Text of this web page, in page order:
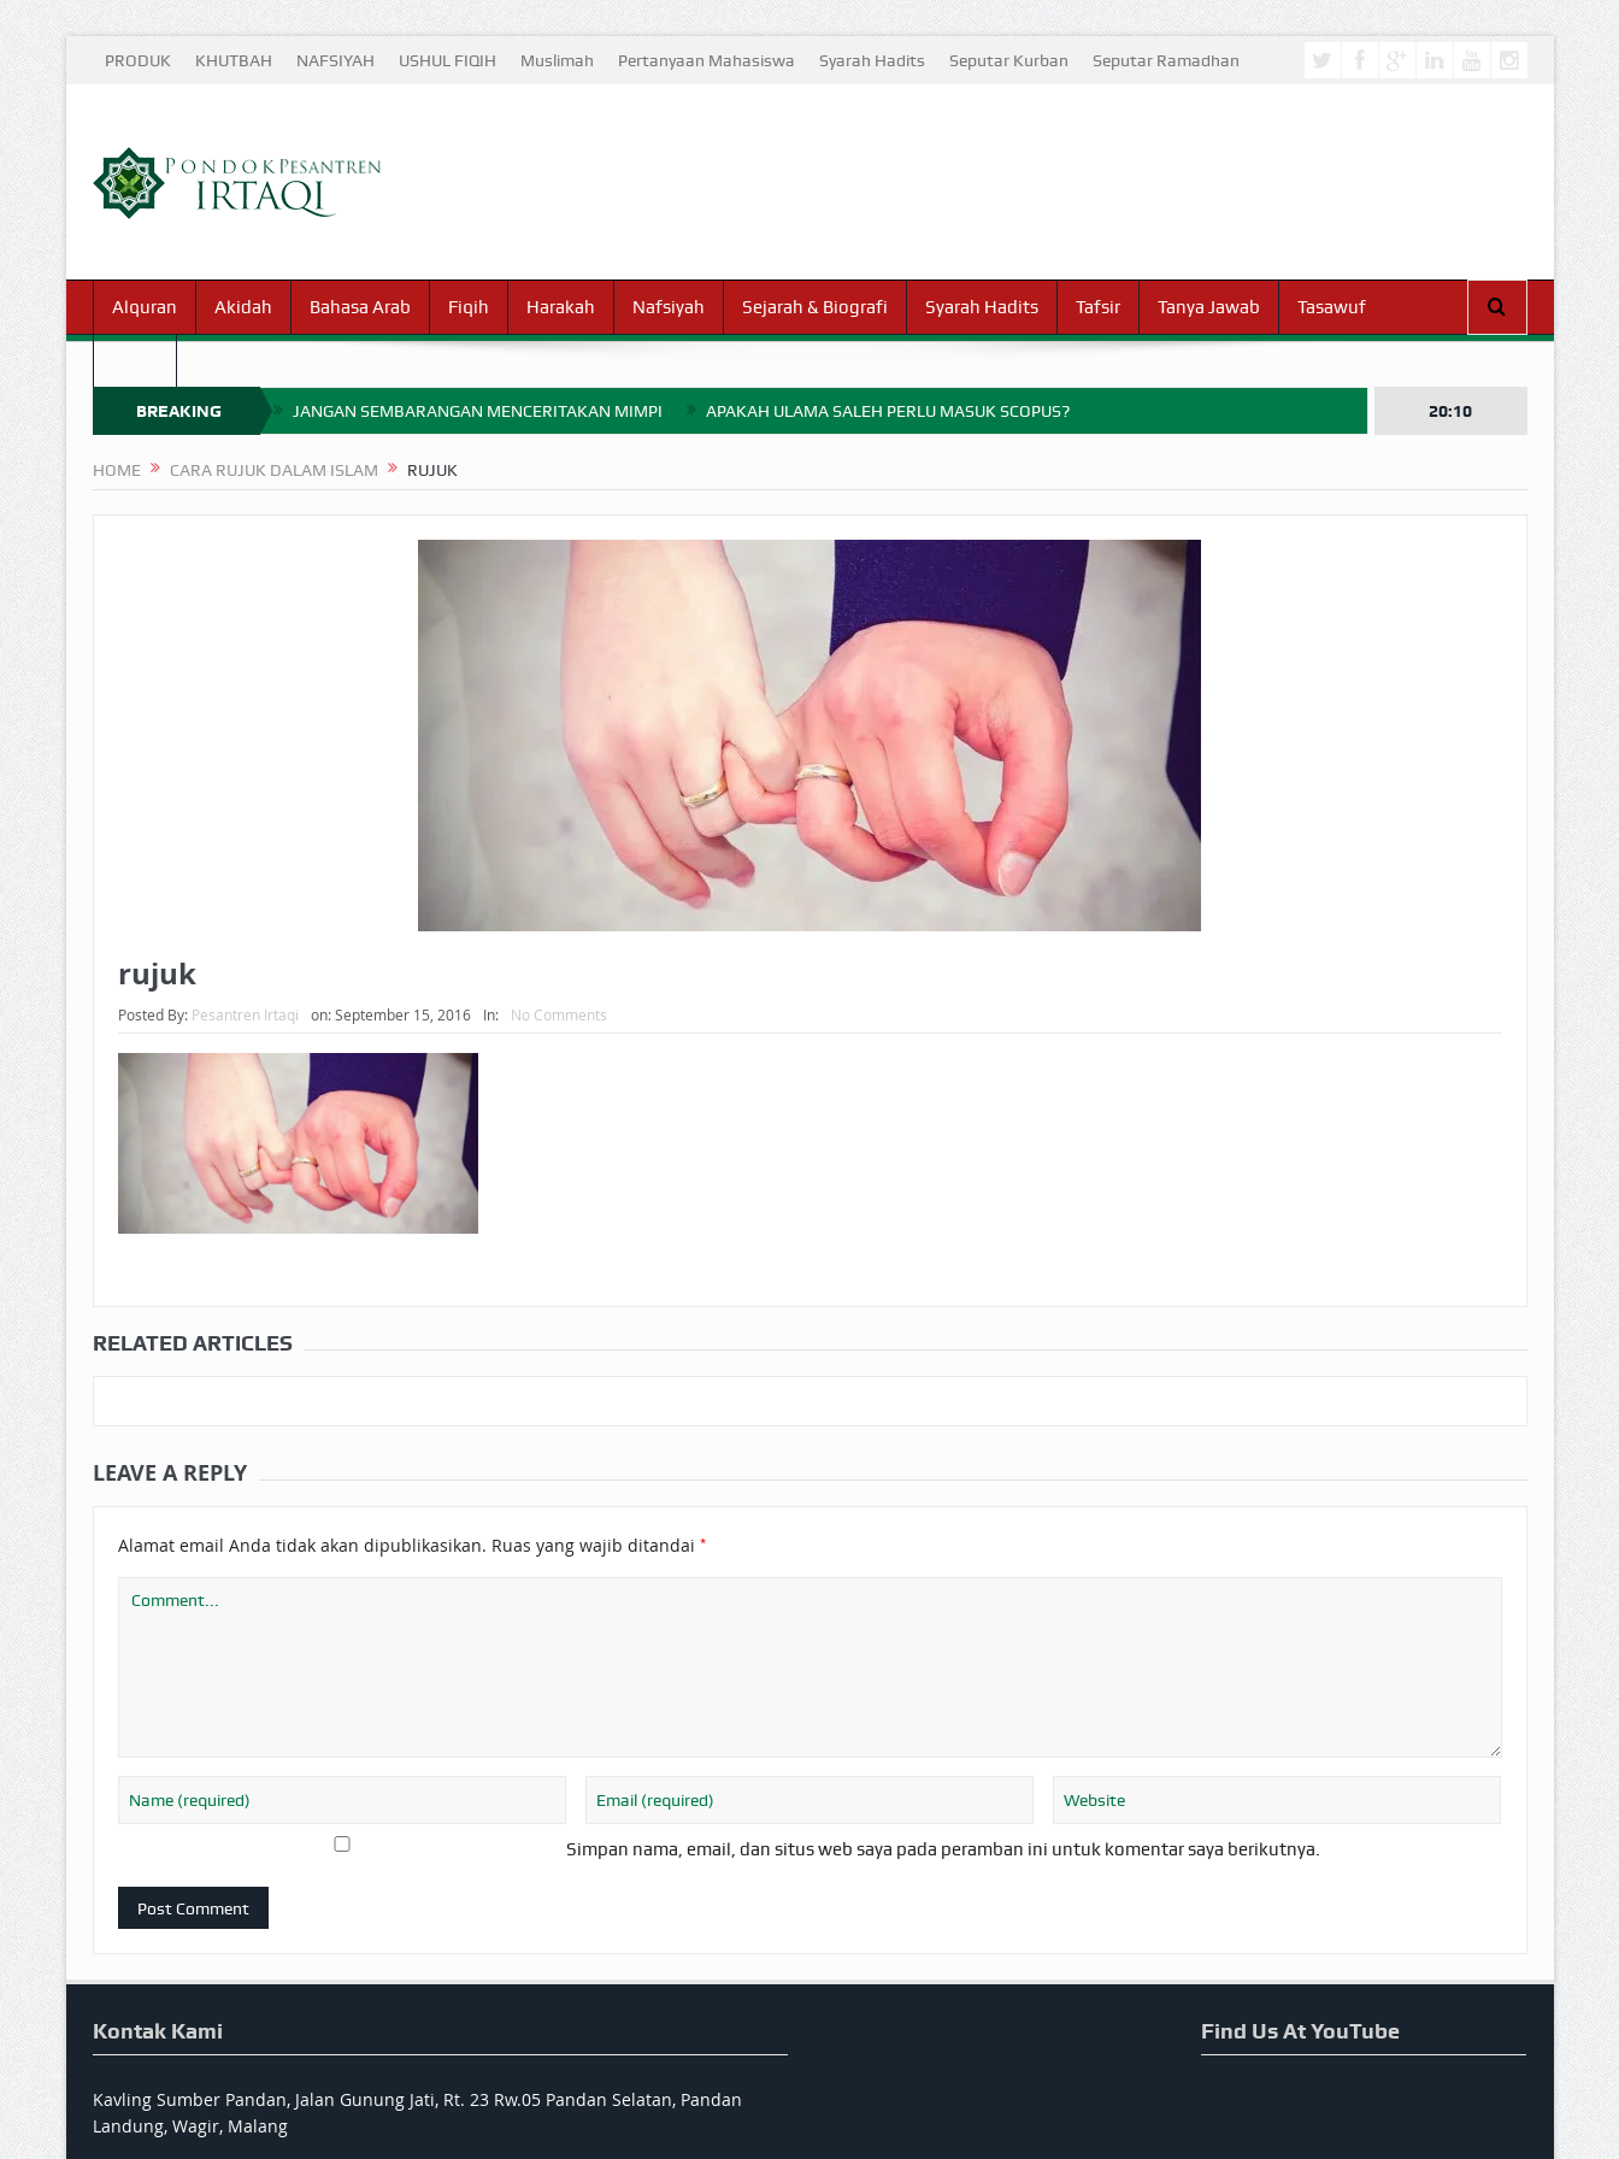
PRODUK KHUTBAH NAFSIYAH USHUL FIQIH Muslimah Pertanyaan Mahasiswa Syarah Hadits Seputar Kurban Seputar Ramadhan
Alquran Akidah Bahasa Arab Fiqih Harakah Nafsiyah Sejarah & Biografi Syarah Hadits Tafsir Tanya Jawab Tasawuf
BREAKING
NEWS
JANGAN SEMBARANGAN MENCERITAKAN MIMPI APAKAH ULAMA SALEH PERLU MASUK SCOPUS?
UANG HARAM BISA MENJADI HALAL JIKA SEBAB KEPEMILIKANNYA BERUBAH
BAHASA CINTA KARENA ALLAH HUKUM MEMBAYAR ZAKAT DENGAN CARA MENGANGSUR
20:10
HOME CARA RUJUK DALAM ISLAM RUJUK
rujuk
Posted By: Pesantren Irtaqi on:September 15, 2016 In: No Comments
RELATED ARTICLES
LEAVE A REPLY
Alamat email Anda tidak akan dipublikasikan. Ruas yang wajib ditandai *
Simpan nama, email, dan situs web saya pada peramban ini untuk komentar saya berikutnya.
Kontak Kami
Kavling Sumber Pandan, Jalan Gunung Jati, Rt. 23 Rw.05 Pandan Selatan, Pandan
Landung, Wagir, Malang
Find Us At YouTube